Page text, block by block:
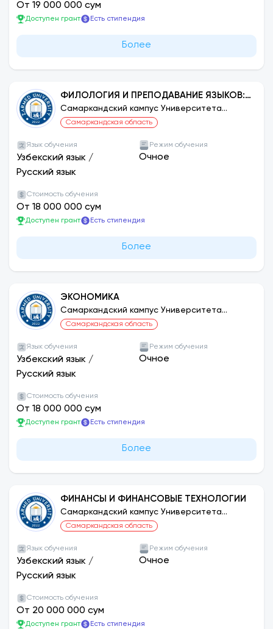
От 19 000 000 сум
Доступен грант Есть стипендия
Более
ФИЛОЛОГИЯ И ПРЕПОДАВАНИЕ ЯЗЫКОВ:
ТУРЕЦКИЙ
Самаркандский кампус Университета
ЗАРМЕД
Самаркандская область
Язык обучения
Узбекский язык /
Русский язык
Режим обучения
Очное
Стоимость обучения
От 18 000 000 сум
Доступен грант Есть стипендия
Более
ЭКОНОМИКА
Самаркандский кампус Университета
ЗАРМЕД
Самаркандская область
Язык обучения
Узбекский язык /
Русский язык
Режим обучения
Очное
Стоимость обучения
От 18 000 000 сум
Доступен грант Есть стипендия
Более
ФИНАНСЫ И ФИНАНСОВЫЕ ТЕХНОЛОГИИ
Самаркандский кампус Университета
ЗАРМЕД
Самаркандская область
Язык обучения
Узбекский язык /
Русский язык
Режим обучения
Очное
Стоимость обучения
От 20 000 000 сум
Доступен грант Есть стипендия